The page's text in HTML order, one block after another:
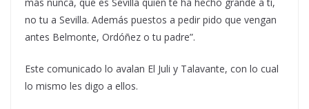
no tu a Sevilla. Además puestos a pedir pido que vengan
antes Belmonte, Ordóñez o tu padre”.
Este comunicado lo avalan El Juli y Talavante, con lo cual
lo mismo les digo a ellos.